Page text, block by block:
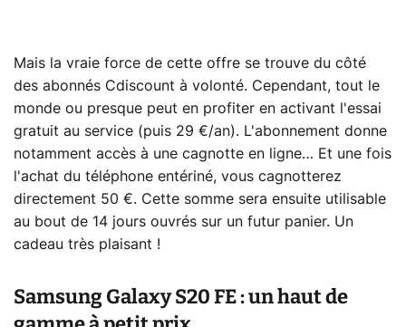
Mais la vraie force de cette offre se trouve du côté
des abonnés Cdiscount à volonté. Cependant, tout le
monde ou presque peut en profiter en activant l'essai
gratuit au service (puis 29 €/an). L'abonnement donne
notamment accès à une cagnotte en ligne… Et une fois
l'achat du téléphone entériné, vous cagnotterez
directement 50 €. Cette somme sera ensuite utilisable
au bout de 14 jours ouvrés sur un futur panier. Un
cadeau très plaisant !
Samsung Galaxy S20 FE : un haut de